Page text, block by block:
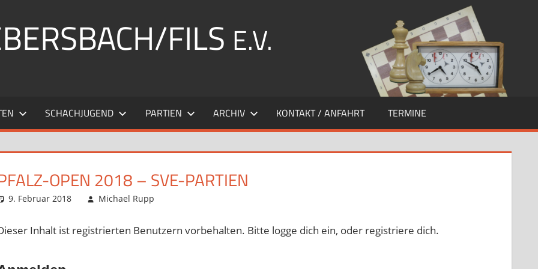
FILS E.V.
SCHACHJUGEND PARTIEN ARCHIV KONTAKT / ANFAHRT TERMINE
OPEN 2018 – SVE-PARTIEN
9. Februar 2018 Michael Rupp
Inhalt ist registrierten Benutzern vorbehalten. Bitte logge dich ein, oder registriere dich.